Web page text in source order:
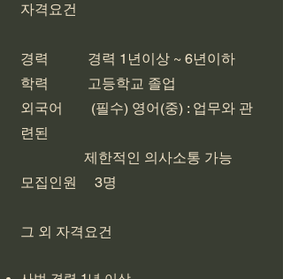
자격요건
경력 경력 1년이상 ~ 6년이하
학력 고등학교 졸업
외국어 (필수) 영어(중) : 업무와 관
련된
제한적인 의사소통 가능
​모집인원 3명
​그 외 자격요건